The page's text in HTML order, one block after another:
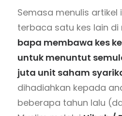
Semasa menulis artikel
terbaca satu kes lain di
bapa membawa kes
untuk menuntut
juta unit saham
dihadiahkan kepada
beberapa tahun lalu